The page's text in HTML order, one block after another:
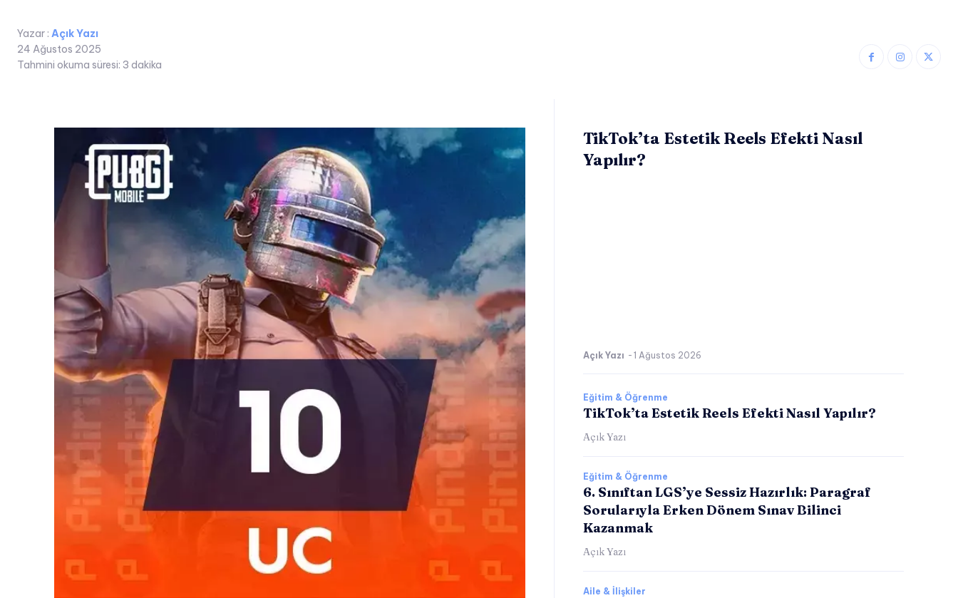
Yazar : Açık Yazı
24 Ağustos 2025
Tahmini okuma süresi: 3 dakika
TikTok’ta Estetik Reels Efekti Nasıl
Yapılır?
Açık Yazı - 1 Ağustos 2026
Eğitim & Öğrenme
TikTok’ta Estetik Reels Efekti Nasıl Yapılır?
Açık Yazı
Eğitim & Öğrenme
6. Sınıftan LGS’ye Sessiz Hazırlık: Paragraf
Sorularıyla Erken Dönem Sınav Bilinci
Kazanmak
Açık Yazı
Aile & İlişkiler